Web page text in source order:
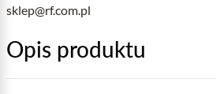
sklep@rf.com.pl
Opis produktu